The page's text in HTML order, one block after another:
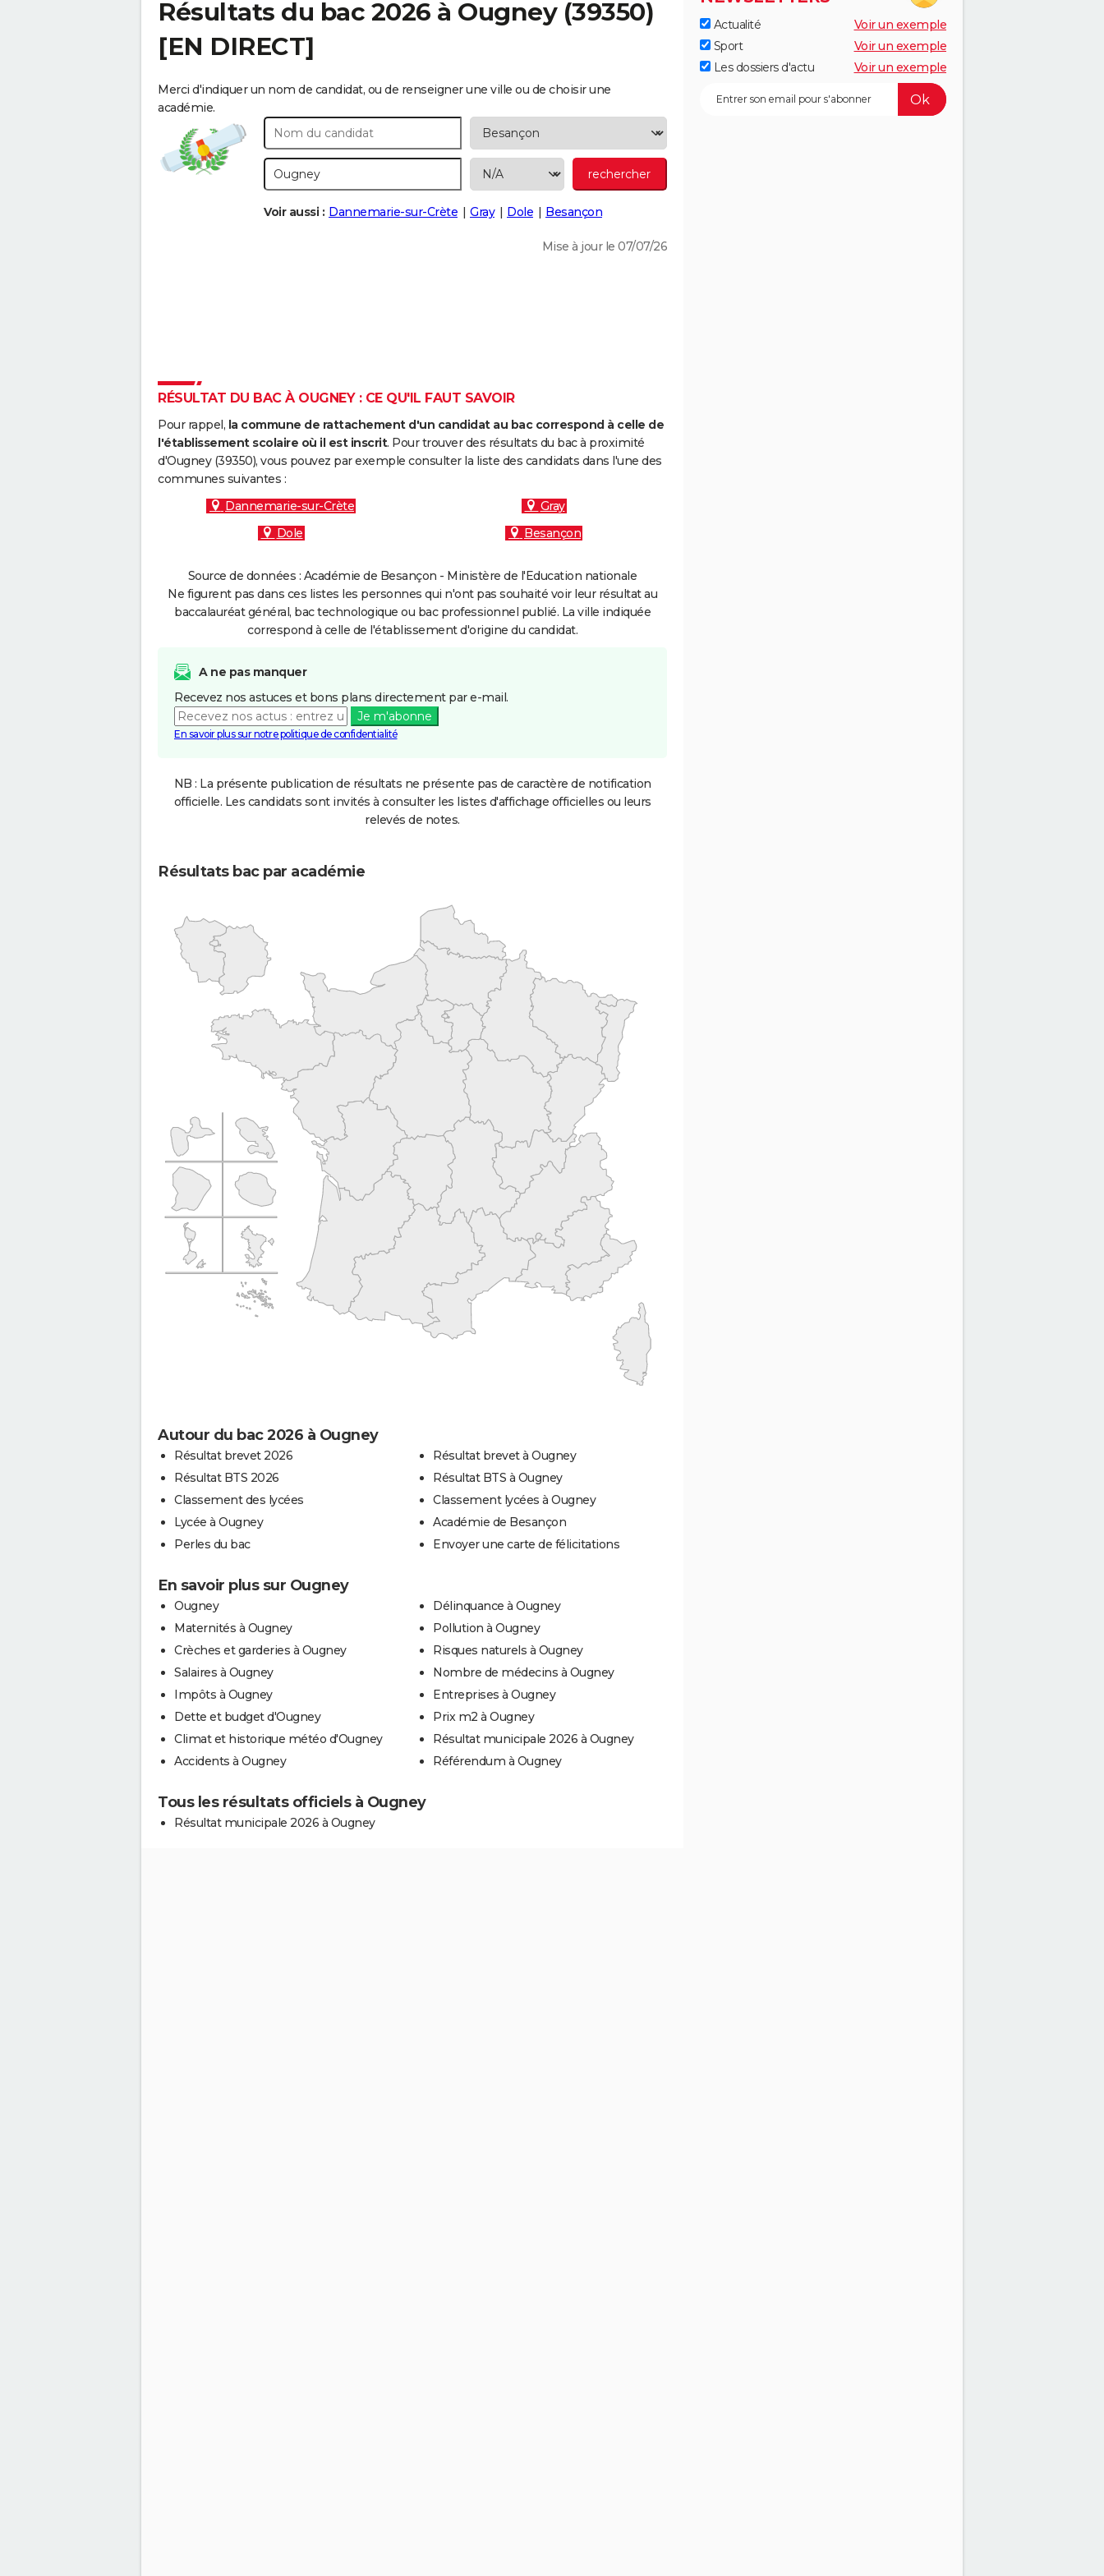
Résultats du bac 2026 à Ougney(39350)
[EN DIRECT]
Merci d'indiquer un nom de candidat, ou de renseigner une ville ou de choisir une
académie.
Voir aussi : Dannemarie-sur-Crète Gray Dole Besançon
Mise à jour le 07/07/26
RÉSULTAT DU BAC À OUGNEY : CE QU'IL FAUT SAVOIR
Pour rappel, la commune de rattachement d'un candidat au bac correspond à celle de
l'établissement scolaire où il est inscrit. Pour trouver des résultats du bac à proximité
d'Ougney (39350), vous pouvez par exemple consulter la liste des candidats dans l'une des
communes suivantes :
Dannemarie-sur-Crète
Gray
Dole
Besançon
Source de données : Académie de Besançon - Ministère de l'Education nationale
Ne figurent pas dans ces listes les personnes qui n'ont pas souhaité voir leur résultat au
baccalauréat général, bac technologique ou bac professionnel publié. La ville indiquée
correspond à celle de l'établissement d'origine du candidat.
A ne pas manquer
Recevez nos astuces et bons plans directement par e-mail.
Je m'abonne
En savoir plus sur notre politique de confidentialité
NB : La présente publication de résultats ne présente pas de caractère de notification
officielle. Les candidats sont invités à consulter les listes d'affichage officielles ou leurs
relevés de notes.
Résultats bac par académie
Autour du bac 2026 à Ougney
Résultat brevet 2026
Résultat BTS 2026
Classement des lycées
Lycée à Ougney
Perles du bac
Résultat brevet à Ougney
Résultat BTS à Ougney
Classement lycées à Ougney
Académie de Besançon
Envoyer une carte de félicitations
En savoir plus sur Ougney
Ougney
Maternités à Ougney
Crèches et garderies à Ougney
Salaires à Ougney
Impôts à Ougney
Dette et budget d'Ougney
Climat et historique météo d'Ougney
Accidents à Ougney
Délinquance à Ougney
Pollution à Ougney
Risques naturels à Ougney
Nombre de médecins à Ougney
Entreprises à Ougney
Prix m2 à Ougney
Résultat municipale 2026 à Ougney
Référendum à Ougney
Tous les résultats officiels à Ougney
Résultat municipale 2026 à Ougney
Actualité
Voir un exemple
Sport
Voir un exemple
Les dossiers d'actu
Voir un exemple